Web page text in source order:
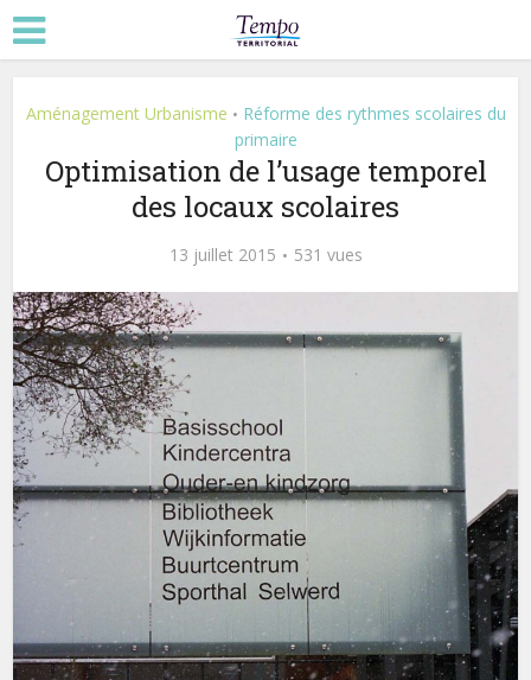
Aménagement Urbanisme • Réforme des rythmes scolaires du
primaire
Optimisation de l’usage temporel
des locaux scolaires
13 juillet 2015 531 vues